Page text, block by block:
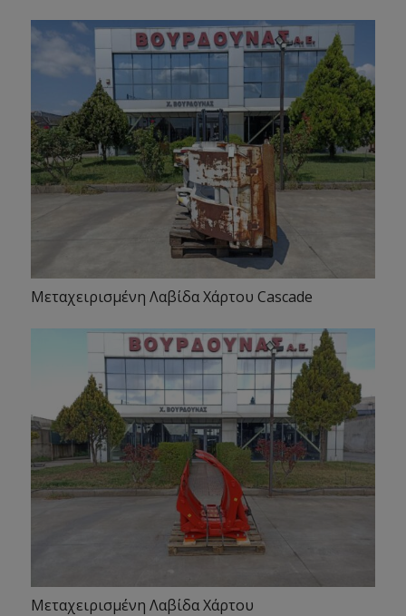
Μεταχειρισμένη Λαβίδα Χάρτου Cascade
Μεταχειρισμένη Λαβίδα Χάρτου